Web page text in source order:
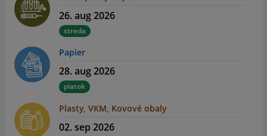
26. aug 2026
streda
Papier
28. aug 2026
piatok
Plasty, VKM, Kovové obaly
02. sep 2026